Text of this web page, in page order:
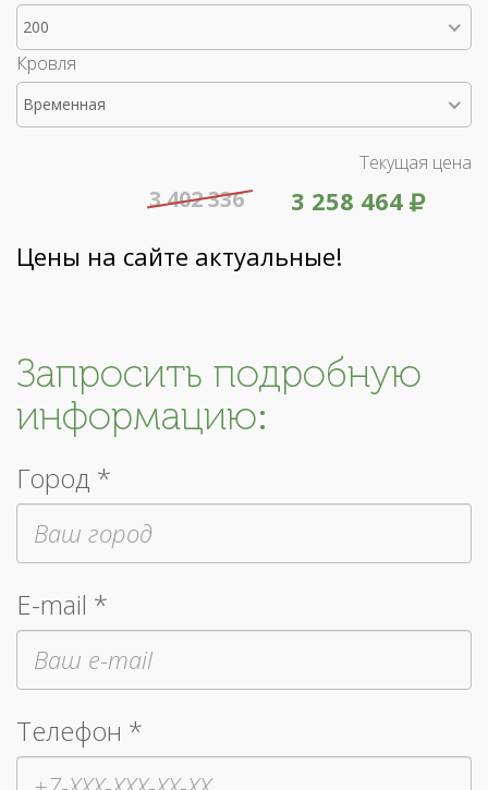
200
Кровля
Временная
Текущая цена
3 258 464
3 402 336
Цены на сайте актуальные!
Запросить подробную
информацию:
Город *
E-mail *
Телефон *